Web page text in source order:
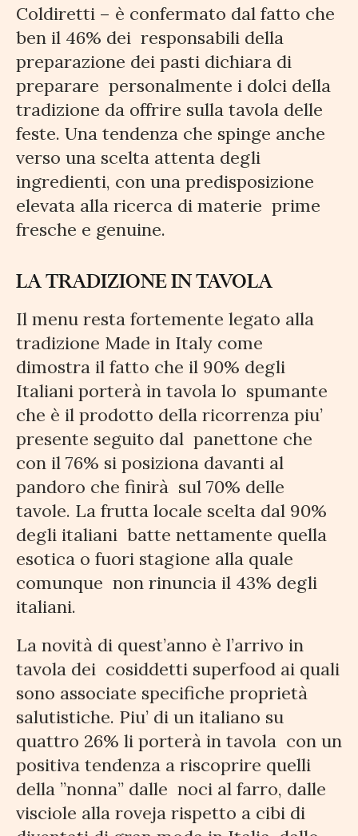
Coldiretti – è confermato dal fatto che
ben il 46% dei responsabili della
preparazione dei pasti dichiara di
preparare personalmente i dolci della
tradizione da offrire sulla tavola delle
feste. Una tendenza che spinge anche
verso una scelta attenta degli
ingredienti, con una predisposizione
elevata alla ricerca di materie prime
fresche e genuine.
LA TRADIZIONE IN TAVOLA
Il menu resta fortemente legato alla
tradizione Made in Italy come
dimostra il fatto che il 90% degli
Italiani porterà in tavola lo spumante
che è il prodotto della ricorrenza piu’
presente seguito dal panettone che
con il 76% si posiziona davanti al
pandoro che finirà sul 70% delle
tavole. La frutta locale scelta dal 90%
degli italiani batte nettamente quella
esotica o fuori stagione alla quale
comunque non rinuncia il 43% degli
italiani.
La novità di quest’anno è l’arrivo in
tavola dei cosiddetti superfood ai quali
sono associate specifiche proprietà
salutistiche. Piu’ di un italiano su
quattro 26% li porterà in tavola con un
positiva tendenza a riscoprire quelli
della ”nonna” dalle noci al farro, dalle
visciole alla roveja rispetto a cibi di